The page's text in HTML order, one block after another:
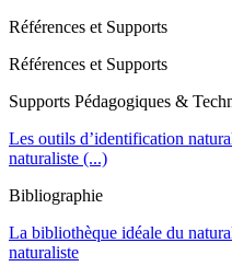
Références et Supports
Références et Supports
Supports Pédagogiques &
Les outils d’identification
naturaliste (...)
Bibliographie
La bibliothèque idéale du
naturaliste